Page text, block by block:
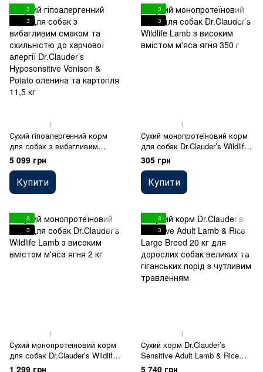
3
3
1
Сухий гіпоалергенний корм
для собак з вибагливим
смаком та схильністю до
харчової алергії Dr.Clauder’s
Hyposensitive Venison & Potato
оленина та картопля 11,5 кг
5 099 грн
Купити
3
3
1
Сухий монопротеїновий корм
для собак Dr.Clauder’s Wildlife
Lamb з високим вмістом м'яса
ягня 350 г
305 грн
Купити
3
3
1
Сухий монопротеїновий корм
для собак Dr.Clauder’s Wildlife
Lamb з високим вмістом м'яса
1 299 грн
3
3
1
Сухий корм Dr.Clauder’s
Sensitive Adult Lamb & Rice
Large Breed 20 кг для
5 740 грн